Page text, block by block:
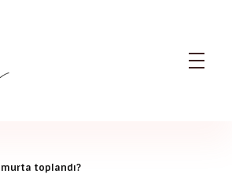
toplandı?